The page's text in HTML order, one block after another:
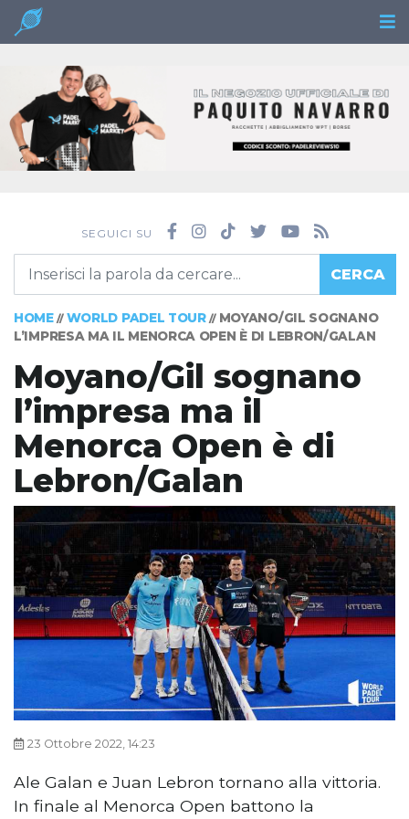
SEGUICI SU
CERCA
HOME// WORLD PADEL TOUR// MOYANO/GIL SOGNANO
L’IMPRESA MA IL MENORCA OPEN È DI LEBRON/GALAN
Moyano/Gil sognano
l’impresa ma il
Menorca Open è di
Lebron/Galan
23 Ottobre 2022, 14:23
Ale Galan e Juan Lebron tornano alla vittoria.
In finale al Menorca Open battono la